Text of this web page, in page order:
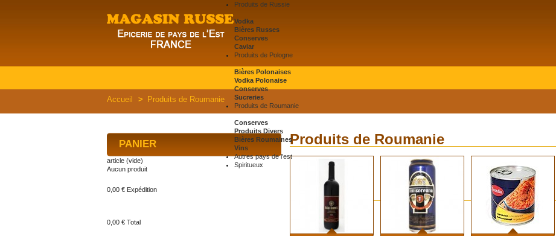
Produits de Russie
Vodka
Bières Russes
Conserves
Caviar
Produits de Pologne
Bières Polonaises
Vodka Polonaise
Conserves
Sucreries
Produits de Roumanie
Conserves
Produits Divers
Bières Roumaines
Vins
Autres pays de l'est
Spiritueux
Accueil > Produits de Roumanie
PANIER
article (vide)
Aucun produit
0,00 € Expédition
0,00 € Total
Produits de Roumanie